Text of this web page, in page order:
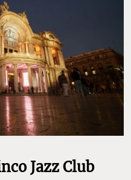
Jazz Club